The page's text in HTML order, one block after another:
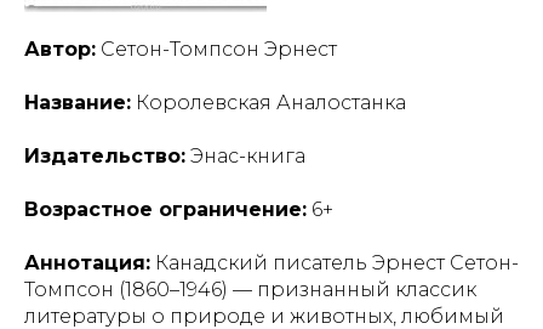
Автор: Сетон-Томпсон Эрнест
Название: Королевская Аналостанка
Издательство: Энас-книга
Возрастное ограничение: 6+
Аннотация: Канадский писатель Эрнест Сетон-
Томпсон (1860–1946) — признанный классик
литературы о природе и животных, любимый